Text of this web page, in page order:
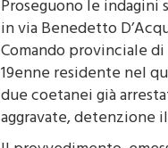
Proseguono le indagini
in via Benedetto
Comando provinciale
19enne residente nel
due coetanei già
aggravate, detenzione